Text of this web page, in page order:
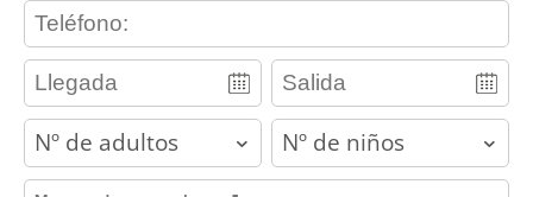
contact_phone
adults children
contact_message